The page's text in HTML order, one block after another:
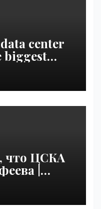
center
biggest
U.S. |
что ЦСКА
|